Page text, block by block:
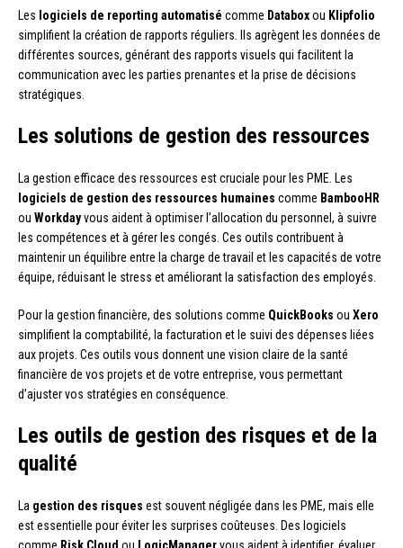
Les logiciels de reporting automatisé comme Databoxou Klipfolio
simplifient la création de rapports réguliers. Ils agrègent les données de
différentes sources, générant des rapports visuels qui facilitent la
communication avec les parties prenantes et la prise de décisions
stratégiques.
Les solutions de gestion des ressources
La gestion efficace des ressources est cruciale pour les PME. Les
logiciels de gestion des ressources humaines comme BambooHR
ou Workdayvous aident à optimiser l’allocation du personnel, à suivre
les compétences et à gérer les congés. Ces outils contribuent à
maintenir un équilibre entre la charge de travail et les capacités de votre
équipe, réduisant le stress et améliorant la satisfaction des employés.
Pour la gestion financière, des solutions comme QuickBooks ou Xero
simplifient la comptabilité, la facturation et le suivi des dépenses liées
aux projets. Ces outils vous donnent une vision claire de la santé
financière de vos projets et de votre entreprise, vous permettant
d’ajuster vos stratégies en conséquence.
Les outils de gestion des risques et de la
qualité
La gestion des risques est souvent négligée dans les PME, mais elle
est essentielle pour éviter les surprises coûteuses. Des logiciels